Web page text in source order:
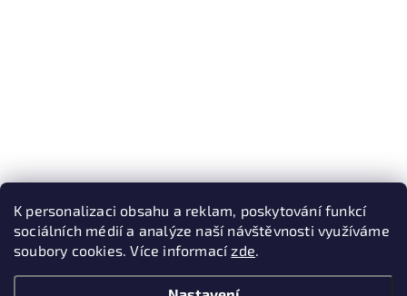
K personalizaci obsahu a reklam, poskytování funkcí
sociálních médií a analýze naší návštěvnosti využíváme
soubory cookies. Více informacízde.